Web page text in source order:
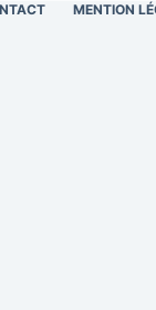
MENTION